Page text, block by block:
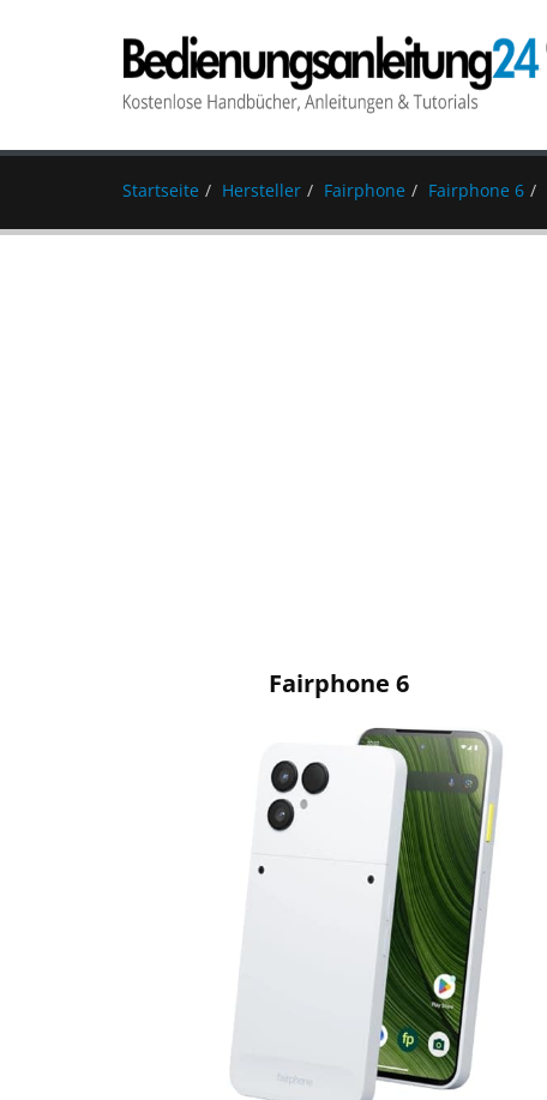
Startseite Hersteller Fairphone Fairphone 6
Fairphone 6